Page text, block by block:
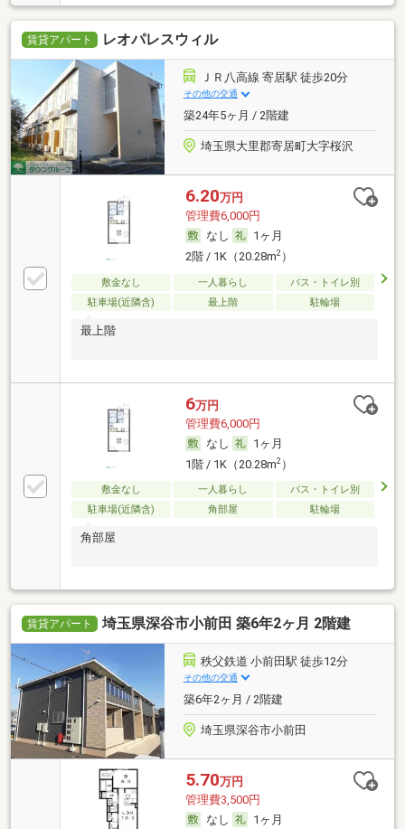
賃貸アパート レオパレスウィル
ＪＲ八高線 寄居駅 徒歩20分
その他の交通
築24年5ヶ月 / 2階建
埼玉県大里郡寄居町大字桜沢
6.20万円
管理費6,000円
なし
1ヶ月
2階 / 1K（20.28m2）
敷金なし 一人暮らし
バス・トイレ別
駐車場(近隣含)
最上階 駐輪場
最上階
6万円
管理費6,000円
なし
1ヶ月
1階 / 1K（20.28m2）
敷金なし 一人暮らし
バス・トイレ別
駐車場(近隣含)
角部屋 駐輪場
角部屋
賃貸アパート 埼玉県深谷市小前田 築6年2ヶ月 2階建
秩父鉄道 小前田駅 徒歩12分
その他の交通
築6年2ヶ月 / 2階建
埼玉県深谷市小前田
5.70万円
管理費3,500円
なし
1ヶ月